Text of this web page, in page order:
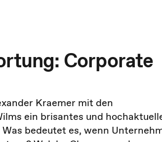
Corporate
Kraemer mit den
ein brisantes und
bedeutet es, wenn